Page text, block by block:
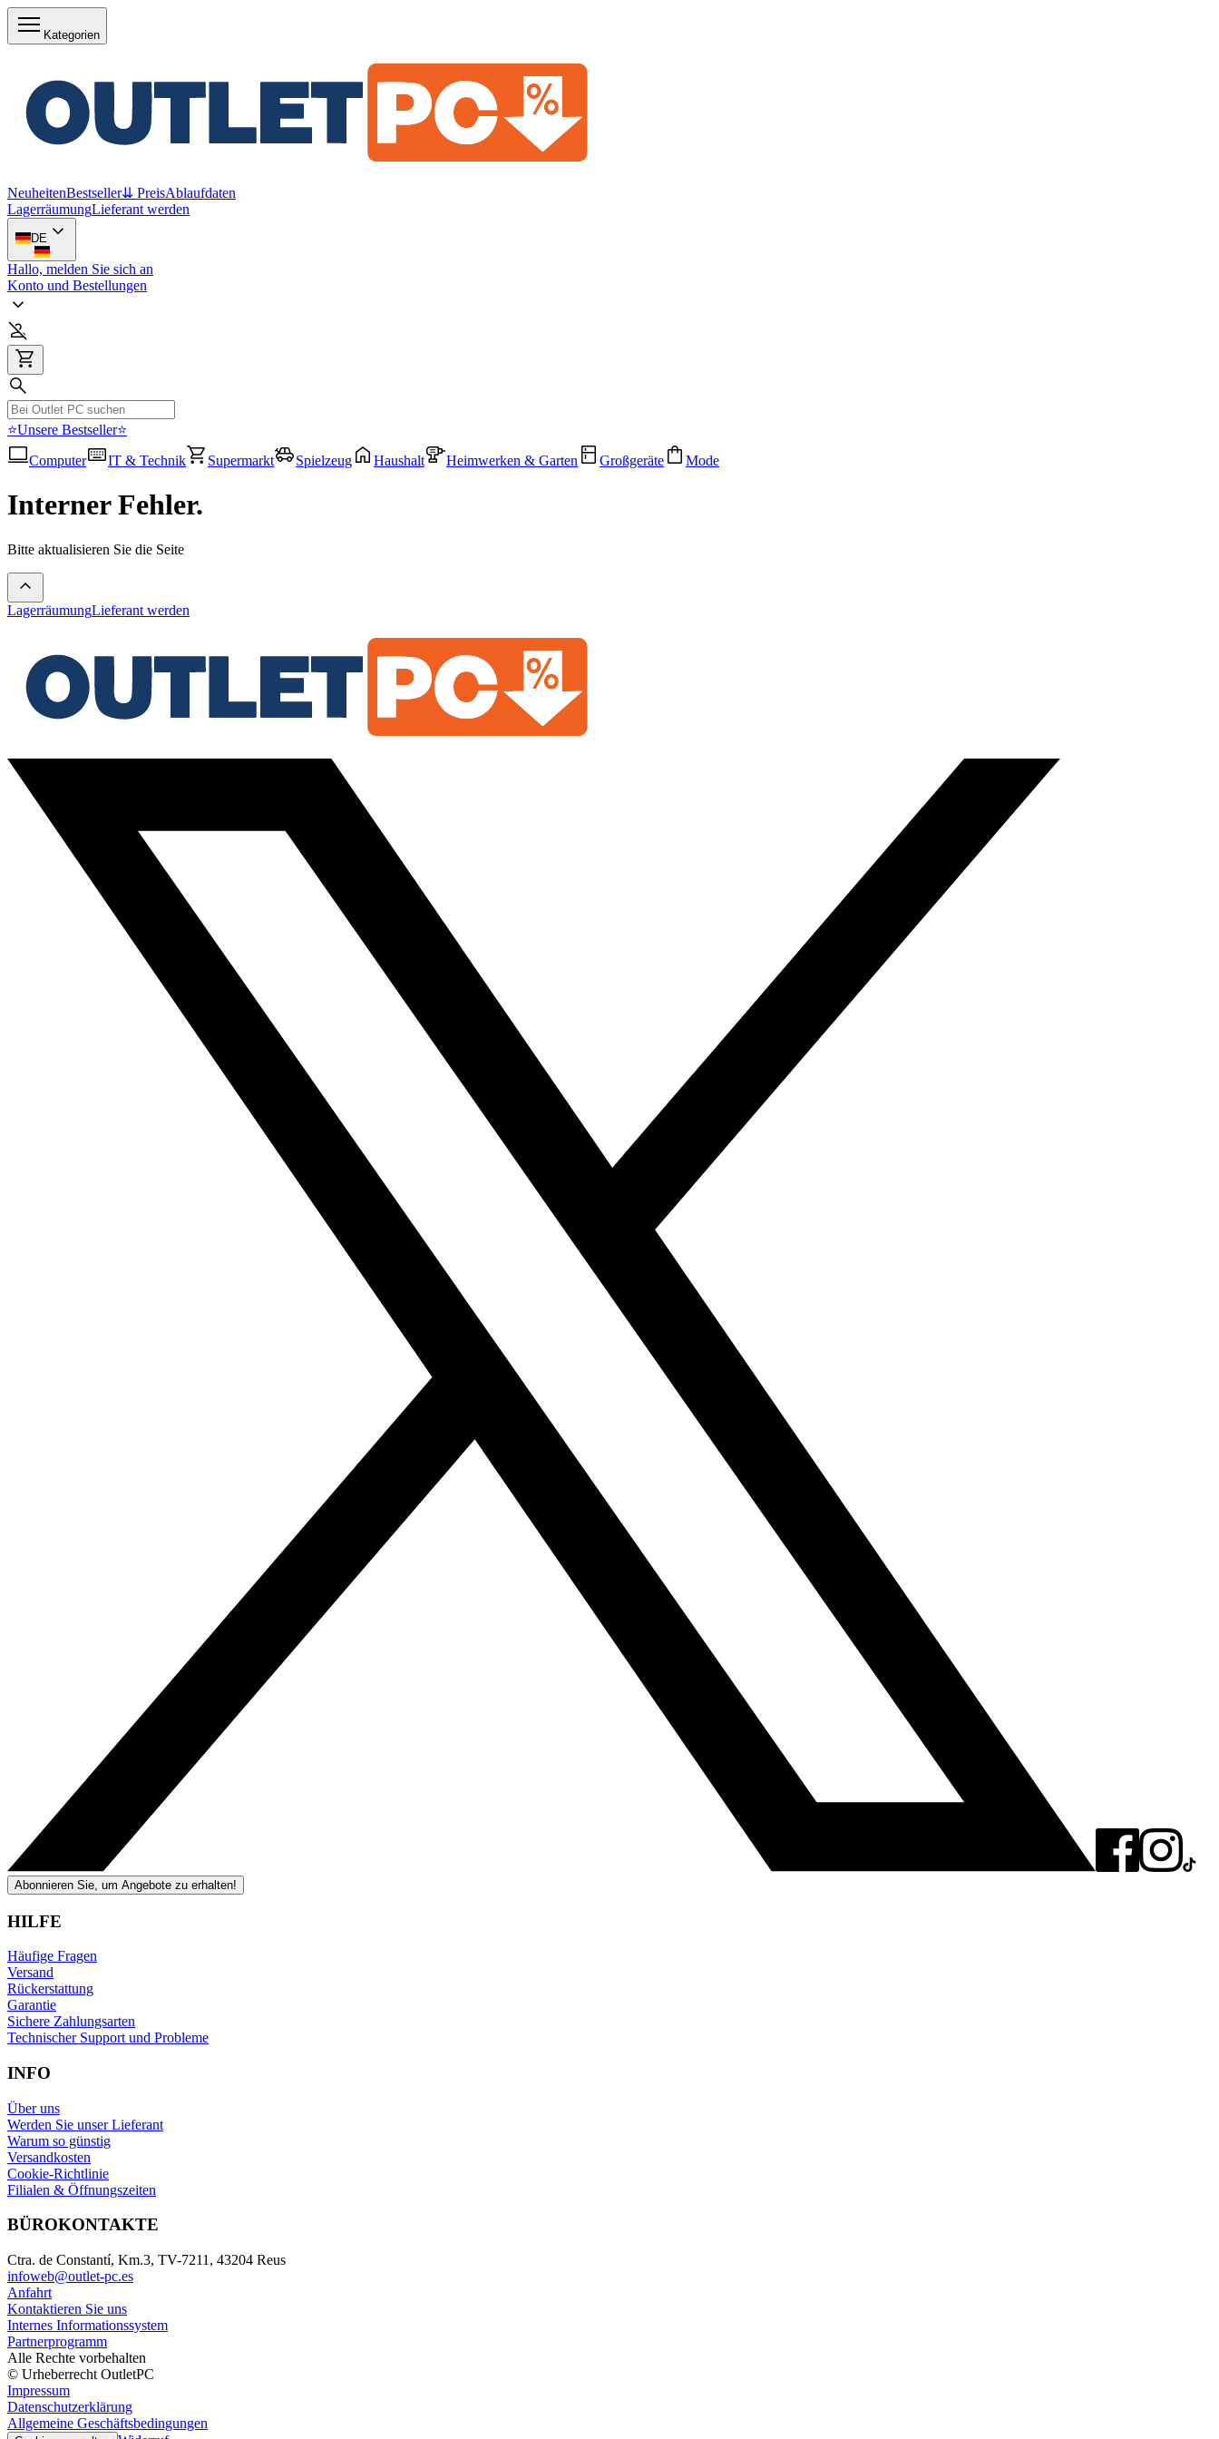
Kategorien
NeuheitenBestseller⇊ PreisAblaufdaten
LagerräumungLieferant werden
DE
Hallo, melden Sie sich an
Konto und Bestellungen
⭐Unsere Bestseller⭐
Computer
IT & Technik Supermarkt Spielzeug Haushalt Heimwerken & Garten Großgeräte Mode
Interner Fehler.
Bitte aktualisieren Sie die Seite
LagerräumungLieferant werden
Abonnieren Sie, um Angebote zu erhalten!
HILFE
Häufige Fragen
Versand
Rückerstattung
Garantie
Sichere Zahlungsarten
Technischer Support und Probleme
INFO
Über uns
Werden Sie unser Lieferant
Warum so günstig
Versandkosten
Cookie-Richtlinie
Filialen & Öffnungszeiten
BÜROKONTAKTE
Ctra. de Constantí, Km.3, TV-7211, 43204 Reus
infoweb@outlet-pc.es
Anfahrt
Kontaktieren Sie uns
Internes Informationssystem
Partnerprogramm
Alle Rechte vorbehalten
© Urheberrecht OutletPC
Impressum
Datenschutzerklärung
Allgemeine Geschäftsbedingungen